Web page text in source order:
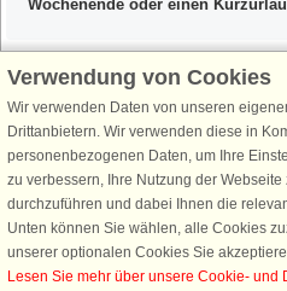
Wochenende oder einen
Schließen Sie sich 100.000
Erhalten Sie einen
Ferienhausurlaub - melden Sie sich
an. Verpassen Sie nie wieder
Urlaubstipps!
Verwendung von Cookies
Wir verwenden Daten von unseren
Drittanbietern. Wir verwenden diese in
personenbezogenen Daten, um Ihre
zu verbessern, Ihre Nutzung der
durchzuführen und dabei Ihnen die
Unten können Sie wählen, alle Cookies
unserer optionalen Cookies Sie
Lesen Sie mehr über unsere Cookie- und